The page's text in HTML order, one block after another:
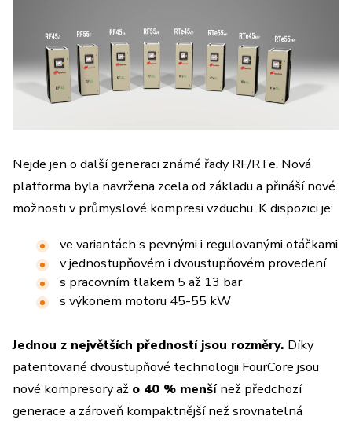
Nejde jen o další generaci známé řady RF/RTe. Nová
platforma byla navržena zcela od základu a přináší nové
možnosti v průmyslové kompresi vzduchu. K dispozici je:
ve variantách s pevnými i regulovanými otáčkami
v jednostupňovém i dvoustupňovém provedení
s pracovním tlakem 5 až 13 bar
s výkonem motoru 45-55 kW
Jednou z největších předností jsou rozměry. Díky
patentované dvoustupňové technologii FourCore jsou
nové kompresory až o 40 % menšínež předchozí
generace a zároveň kompaktnější než srovnatelná